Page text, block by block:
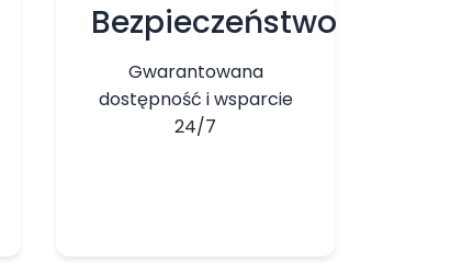
Bezpieczeństwo
Gwarantowana
dostępność i wsparcie
24/7